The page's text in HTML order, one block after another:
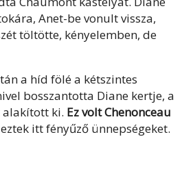
Anet-be vonult vissza,
töltötte, kényelemben, de
a híd fölé a kétszintes
bosszantotta Diane kertje, a
ki. Ez volt Chenonceau
itt fényűző ünnepségeket.